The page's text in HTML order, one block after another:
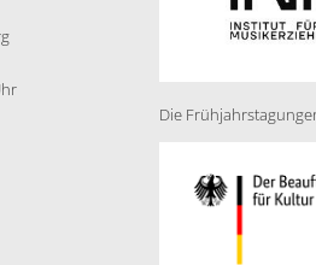
Die